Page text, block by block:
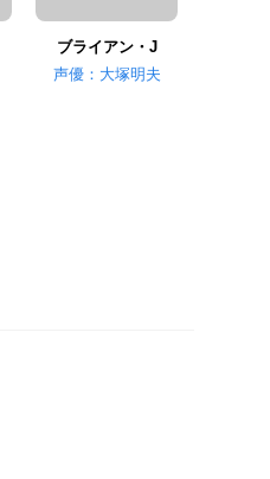
ブライアン・J
声優：大塚明夫